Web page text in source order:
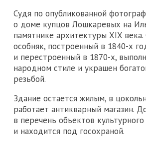
Судя по опубликованной
о доме купцов Лошкаревых на
памятнике архитектуры XIX
особняк, построенный в 1840-х
и перестроенный в 1870-х,
народном стиле и украшен
резьбой.
Здание остается жилым, в
работает антикварный магазин.
в перечень объектов
и находится под госохраной.